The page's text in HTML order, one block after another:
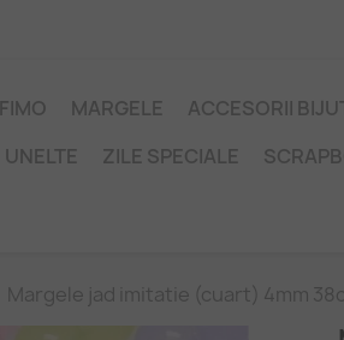
FIMO MARGELE ACCESORII
UNELTE ZILE SPECIALE
Margele jad imitatie (cuart) 4mm